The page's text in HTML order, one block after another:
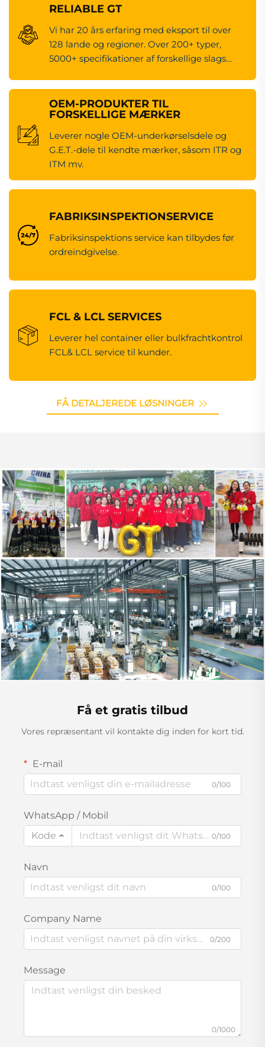
RELIABLE GT
Vi har 20 års erfaring med eksport til over
128 lande og regioner. Over 200+ typer,
5000+ specifikationer af forskellige slags
OEM-PRODUKTER TIL
FORSKELLIGE MÆRKER
Leverer nogle OEM-underkørselsdele og
G.E.T.-dele til kendte mærker, såsom ITR og
ITM mv.
FABRIKSINSPEKTIONSERVICE
Fabriksinspektions service kan tilbydes før
ordreindgivelse.
FCL & LCL SERVICES
Leverer hel container eller bulkfrachtkontrol
FCL& LCL service til kunder.
FÅ DETALJEREDE LØSNINGER
Få et gratis tilbud
Vores repræsentant vil kontakte dig inden for kort tid.
E-mail
0/100
WhatsApp / Mobil
Kode
0/100
Navn
0/100
Company Name
0/200
Message
0/1000